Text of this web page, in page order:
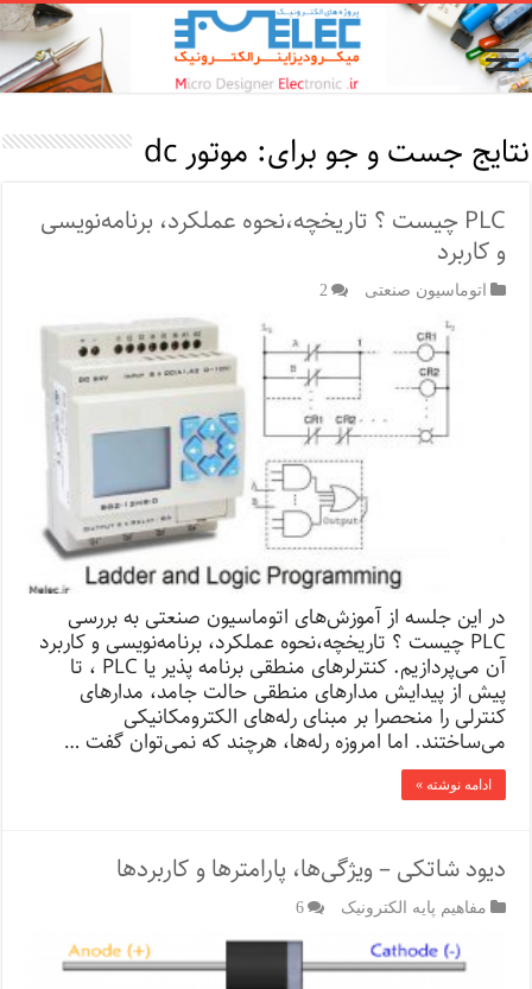
نتایج جست و جو برای: موتور dc
PLC چیست‌ ؟ تاریخچه،نحوه‌ عملکرد، برنامه‌نویسی
و کاربرد
اتوماسیون صنعتی 2
در این جلسه از آموزش‌های اتوماسیون صنعتی به بررسی
PLC چیست‌ ؟ تاریخچه،نحوه‌ عملکرد، برنامه‌نویسی و کاربرد
آن می‌پردازیم. کنترلرهای منطقی برنامه پذیر یا PLC ، تا
پیش از پیدایش مدارهای منطقی حالت جامد، مدارهای
کنترلی را منحصرا بر مبنای رله‌های الکترومکانیکی
می‌ساختند. اما امروزه رله‌ها، هرچند که نمی‌توان گفت …
ادامه نوشته »
دیود شاتکی – ویژگی‌ها، پارامترها و کاربردها
مفاهیم پایه الکترونیک 6